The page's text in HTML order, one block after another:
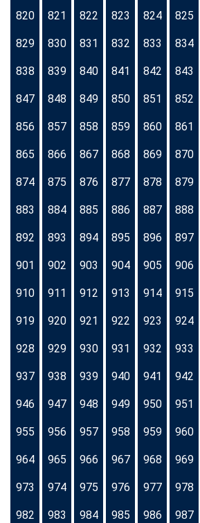
820 821 822 823 824 825
829 830 831 832 833 834
838 839 840 841 842 843
847 848 849 850 851 852
856 857 858 859 860 861
865 866 867 868 869 870
874 875 876 877 878 879
883 884 885 886 887 888
892 893 894 895 896 897
901 902 903 904 905 906
910 911 912 913 914 915
919 920 921 922 923 924
928 929 930 931 932 933
937 938 939 940 941 942
946 947 948 949 950 951
955 956 957 958 959 960
964 965 966 967 968 969
973 974 975 976 977 978
982 983 984 985 986 987